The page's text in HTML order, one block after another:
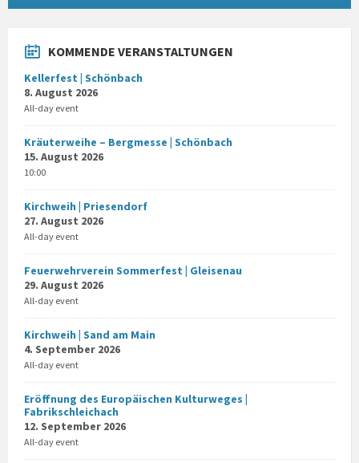
KOMMENDE VERANSTALTUNGEN
Kellerfest | Schönbach
8. August 2026
All-day event
Kräuterweihe – Bergmesse | Schönbach
15. August 2026
10:00
Kirchweih | Priesendorf
27. August 2026
All-day event
Feuerwehrverein Sommerfest | Gleisenau
29. August 2026
All-day event
Kirchweih | Sand am Main
4. September 2026
All-day event
Eröffnung des Europäischen Kulturweges |
Fabrikschleichach
12. September 2026
All-day event